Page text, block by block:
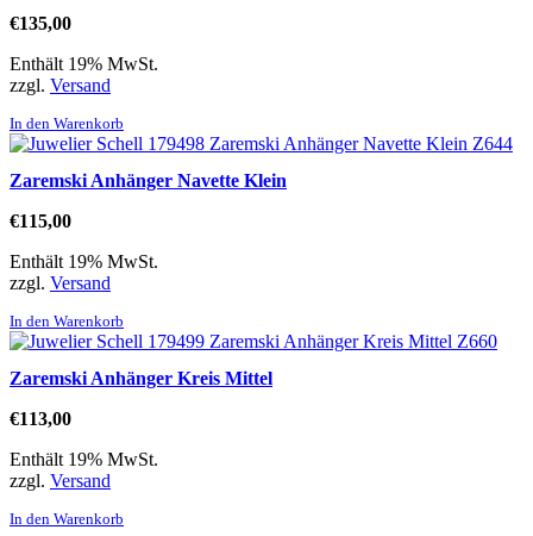
€135,00
Enthält 19% MwSt.
zzgl. Versand
In den Warenkorb
Zaremski Anhänger Navette Klein
€115,00
Enthält 19% MwSt.
zzgl. Versand
In den Warenkorb
Zaremski Anhänger Kreis Mittel
€113,00
Enthält 19% MwSt.
zzgl. Versand
In den Warenkorb